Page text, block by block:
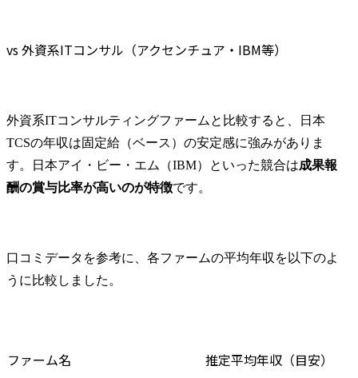
vs 外資系ITコンサル（アクセンチュア・IBM等）
外資系ITコンサルティングファームと比較すると、日本
TCSの年収は固定給（ベース）の安定感に強みがありま
す。日本アイ・ビー・エム（IBM）といった競合は成果報
酬の賞与比率が高いのが特徴です。
口コミデータを参考に、各ファームの平均年収を以下のよ
うに比較しました。
ファーム名 推定平均年収（目安）